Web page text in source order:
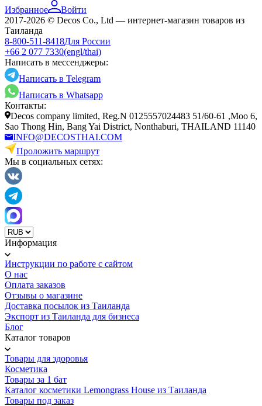
Избранное
Войти
2017-2026 © Decos Co., Ltd — интернет-магазин товаров из
Таиланда
8-800-511-8418Для России
+66 2 077 7330(engl/thai)
Написать в мессенджеры:
Написать в Telegram
Написать в Whatsapp
Контакты:
Decos company limited, Reg.N 0125557024483 51/60-61 ,Moo 6,
Sao Thong Hin, Bang Yai District, Nonthaburi, THAILAND 11140
INFO@DECOSTHAI.COM
Проложить маршрут
Мы в социальных сетях:
Информация
Инструкции по работе с сайтом
О нас
Оплата заказов
Отзывы о магазине
Доставка посылок из Таиланда
Экспорт из Таиланда для бизнеса
Блог
Каталог товаров
Товары для здоровья
Косметика
Товары за 1 бат
Каталог косметики Lemongrass House из Таиланда
Товары под заказ